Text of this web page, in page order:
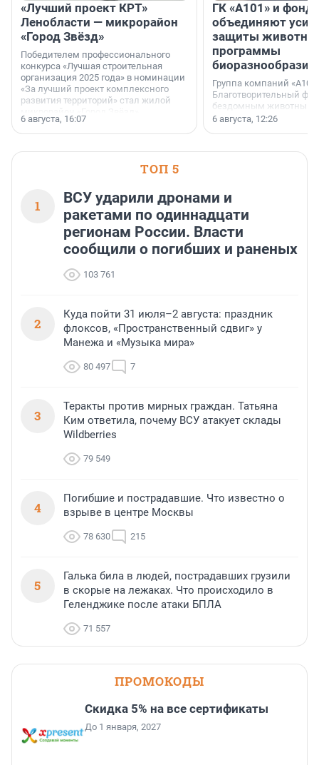
«Лучший проект КРТ»
Ленобласти — микрорайон
«Город Звёзд»
Победителем профессионального
конкурса «Лучшая строительная
организация 2025 года» в номинации
«За лучший проект комплексного
развития территорий» стал жилой
6 августа, 16:07
ГК «А101» и фонд
объединяют
защиты
программы
биоразнообразия
Группа компаний
Благотворительный
бездомным животным
заключили соглашение
6 августа, 12:26
ТОП 5
1
ВСУ ударили дронами и
ракетами по одиннадцати
регионам России. Власти
сообщили о погибших и раненых
103 761
2
Куда пойти 31 июля–2 августа: праздник
флоксов, «Пространственный сдвиг» у
Манежа и «Музыка мира»
80 497 7
3
Теракты против мирных граждан. Татьяна
Ким ответила, почему ВСУ атакует склады
Wildberries
79 549
4
Погибшие и пострадавшие. Что известно о
взрыве в центре Москвы
78 630 215
5
Галька била в людей, пострадавших грузили
в скорые на лежаках. Что происходило в
Геленджике после атаки БПЛА
71 557
ПРОМОКОДЫ
Скидка 5% на все сертификаты
До 1 января, 2027